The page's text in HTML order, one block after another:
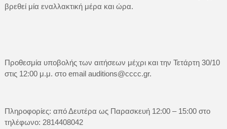
βρεθεί μία εναλλακτική μέρα και ώρα.
Προθεσμία υποβολής των αιτήσεων μέχρι και την Τετάρτη 30/10
στις 12:00 μ.μ. στο email auditions@cccc.gr.
Πληροφορίες: από Δευτέρα ως Παρασκευή 12:00 – 15:00 στο
τηλέφωνο: 2814408042